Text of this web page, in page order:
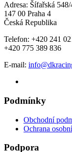
Adresa: Šífařská 548/
147 00 Praha 4
Česká Republika
Telefon: +420 241
+420 775 389 836
E-mail:
Podmínky
Obchodní
Ochrana
Podpora